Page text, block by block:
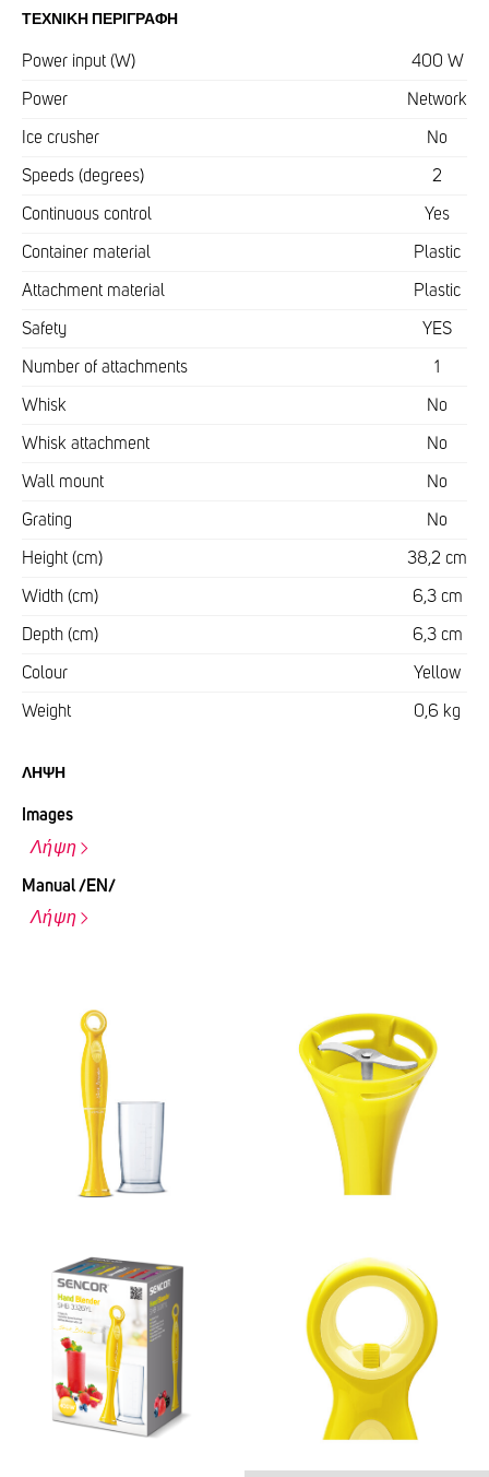
ΤΕΧΝΙΚΉ ΠΕΡΙΓΡΑΦΉ
Power input (W) 400 W
Power Network
Ice crusher No
Speeds (degrees) 2
Continuous control Yes
Container material Plastic
Attachment material Plastic
Safety YES
Number of attachments 1
Whisk No
Whisk attachment No
Wall mount No
Grating No
Height (cm) 38,2 cm
Width (cm) 6,3 cm
Depth (cm) 6,3 cm
Colour Yellow
Weight 0,6 kg
ΛΉΨΗ
Images
Λήψη
Manual /EN/
Λήψη